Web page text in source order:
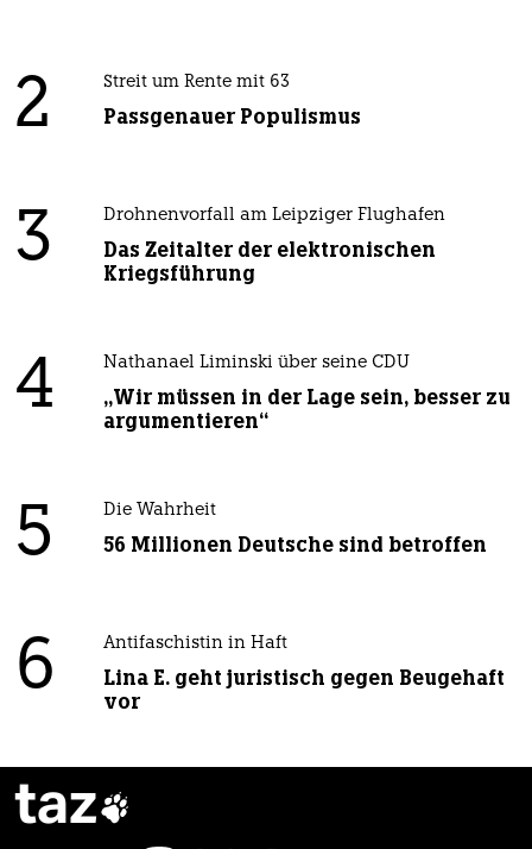
2 Streit um Rente mit 63
Passgenauer Populismus
3 Drohnenvorfall am Leipziger Flughafen
Das Zeitalter der elektronischen
Kriegsführung
4 Nathanael Liminski über seine CDU
„Wir müssen in der Lage sein, besser zu
argumentieren“
5 Die Wahrheit
56 Millionen Deutsche sind betroffen
6 Antifaschistin in Haft
Lina E. geht juristisch gegen Beugehaft
vor
taz